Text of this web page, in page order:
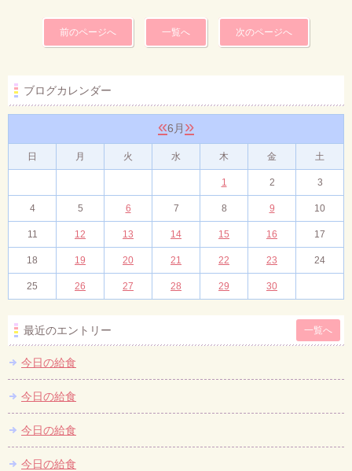
前のページへ 一覧へ 次のページへ
ブログカレンダー
«6月 »
日 月 火 水 木 金 土
1 2 3
4 5 6 7 8 9 10
11 12 13 14 15 16 17
18 19 20 21 22 23 24
25 26 27 28 29 30
最近のエントリー 一覧へ
今日の給食
今日の給食
今日の給食
今日の給食